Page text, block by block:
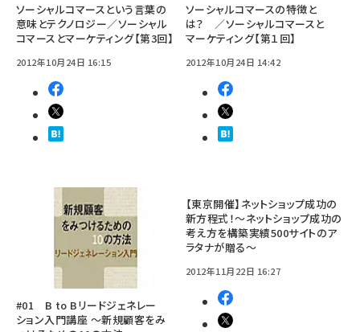
ソーシャルコマースという言葉の
意味とテクノロジー／ソーシャル
コマースとマーケティング【第3回】
2012年10月24日 16:15
ソーシャルコマースの特徴と
は？ ／ソーシャルコマースと
マーケティング【第１回】
2012年10月24日 14:42
#01 B to Bリードジェネレー
ション入門講座 ～新規顧客をみ
【東京開催】ネットショップ成功の
新方程式！～ネットショップ成功の
考え方を構築実績500サイトのア
ラタナが贈る～
2012年11月22日 16:27